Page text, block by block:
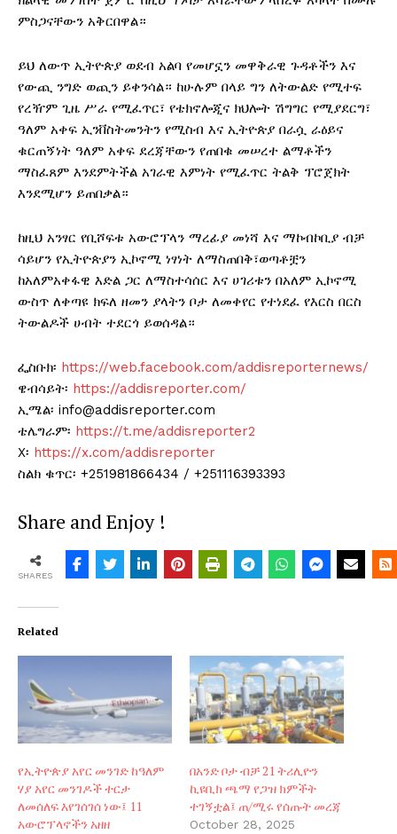
ምስጋናቸውን አቅርበዋል።
ይህ ለውጥ ኢትዮጵያ ወደብ አልባ የመሆኗን መዋቅራዊ ጉዳቶችን እና
የውጪ ንግድ ወጪን ይቀንሳል። ከሁሉም በላይ ግን ለትውልድ የሚተፍ
የረዥም ጊዜ ሥራ የሚፈጥር፣ የቴክኖሎጂና ክህሎት ሽግግር የሚያደርግ፣
ዓለም አቀፍ ኢንቨስትመንትን የሚስብ እና ኢትዮጵያ በራሷ ራዕይና
ቁርጠኝነት ዓለም አቀፍ ደረጃቸውን የጠበቁ መሠረተ ልማቶችን
ማስፈጸም እንደምትችል አገራዊ እምነት የሚፈጥር ትልቅ ፕሮጀክት
እንደሚሆን ይጠበቃል።
ከዚህ አንፃር የቢሾፍቱ አውሮፕላን ማረፊያ መነሻ እና ማኮብኮቢያ ብቻ
ሳይሆን የኢትዮጵያን ኢኮኖሚ ነፃነት ለማስጠበቅ፣ወጣቶቿን
ከአለምአቀፋዊ እድል ጋር ለማስተሳሰር እና ሀገሪቱን በአለም ኢኮኖሚ
ውስጥ ለቀጣዩ ክፍለ ዘመን ያላትን ቦታ ለመቀየር የተነደፈ የእርስ በርስ
ትውልዶች ሀብት ተደርጎ ይወሰዳል።
ፌስቡክ፡ https://web.facebook.com/addisreporternews/
ዌብሳይት፡ https://addisreporter.com/
ኢሜል፡ info@addisreporter.com
ቴሌግራም፡ https://t.me/addisreporter2
X፡ https://x.com/addisreporter
ስልክ ቁጥር፡ +251981866434 / +251116393393
Share and Enjoy !
SHARES
Related
የኢትዮጵያ አየር መንገድ ከዓለም
ሃያ አየር መንገዶች ተርታ
ለመሰለፍ እየገሰገሰ ነው፤ 11
አውሮፕላኖችን አዘዘ
በአንድ ቦታ ብቻ 21 ትሪሊዮን
ኪዩቢክ ጫማ የጋዝ ክምችት
ተገኝቷል፤ ጠ/ሚሩ የሰጡት መረጃ
October 28, 2025